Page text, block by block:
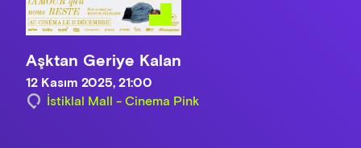
Aşktan Geriye Kalan
12 Kasım 2025, 21:00
İstiklal Mall - Cinema Pink